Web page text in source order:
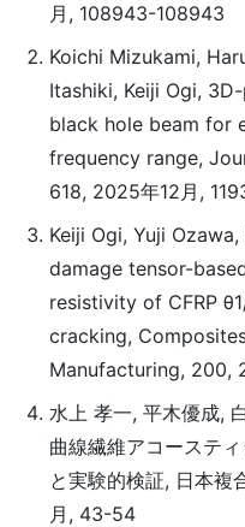
月, 108943-108943
Koichi Mizukami,
Itashiki, Keiji Ogi,
black hole beam for
frequency range,
618, 2025年12月,
Keiji Ogi, Yuji
damage tensor-
resistivity of CFRP
cracking,
Manufacturing, 200,
水上 孝一, 平木優成,
曲線繊維アコーステ
と実験的検証, 日本
月, 43-54